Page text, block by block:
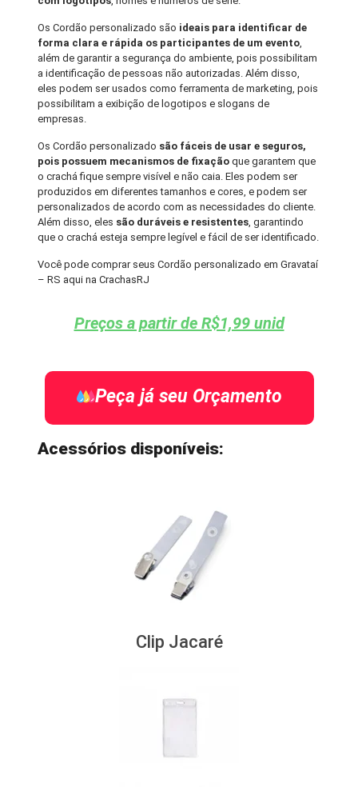
Os Cordão personalizado são ideais para identificar de
forma clara e rápida os participantes de um evento,
além de garantir a segurança do ambiente, pois possibilitam
a identificação de pessoas não autorizadas. Além disso,
eles podem ser usados como ferramenta de marketing, pois
possibilitam a exibição de logotipos e slogans de
empresas.
Os Cordão personalizado são fáceis de usar e seguros,
pois possuem mecanismos de fixação que garantem que
o crachá fique sempre visível e não caia. Eles podem ser
produzidos em diferentes tamanhos e cores, e podem ser
personalizados de acordo com as necessidades do cliente.
Além disso, eles são duráveis e resistentes, garantindo
que o crachá esteja sempre legível e fácil de ser identificado.
Você pode comprar seus Cordão personalizado em Gravataí
– RS aqui na CrachasRJ
Preços a partir de R$1,99 unid
Peça já seu Orçamento
Acessórios disponíveis:
Clip Jacaré